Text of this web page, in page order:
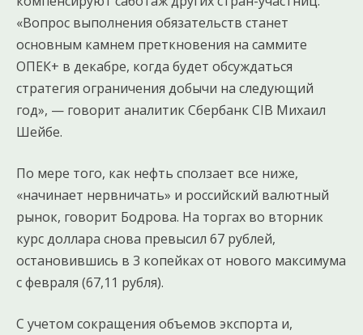
«Вопрос выполнения обязательств станет
основным камнем преткновения на саммите
ОПЕК+ в декабре, когда будет обсуждаться
стратегия ограничения добычи на следующий
год», — говорит аналитик Сбербанк CIB Михаил
Шейбе.
По мере того, как нефть сползает все ниже,
«начинает нервничать» и российский валютный
рынок, говорит Бодрова. На торгах во вторник
курс доллара снова превысил 67 рублей,
остановившись в 3 копейках от нового максимума
с февраля (67,11 рубля).
С учетом сокращения объемов экспорта и,